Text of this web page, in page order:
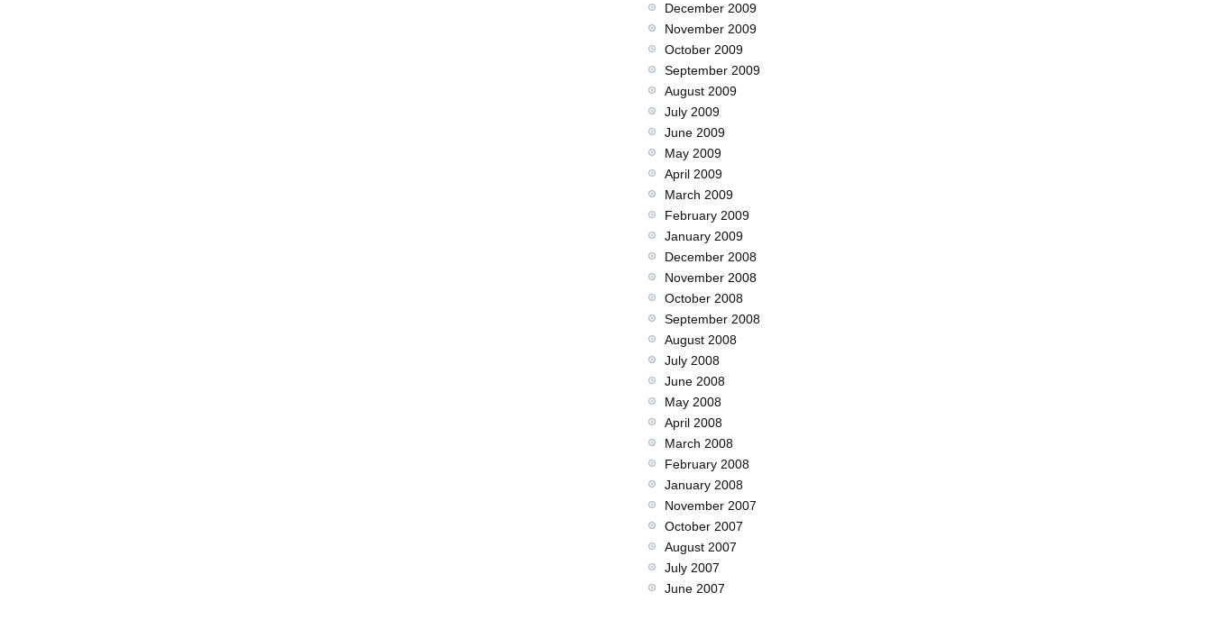
December 2009
November 2009
October 2009
September 2009
August 2009
July 2009
June 2009
May 2009
April 2009
March 2009
February 2009
January 2009
December 2008
November 2008
October 2008
September 2008
August 2008
July 2008
June 2008
May 2008
April 2008
March 2008
February 2008
January 2008
November 2007
October 2007
August 2007
July 2007
June 2007